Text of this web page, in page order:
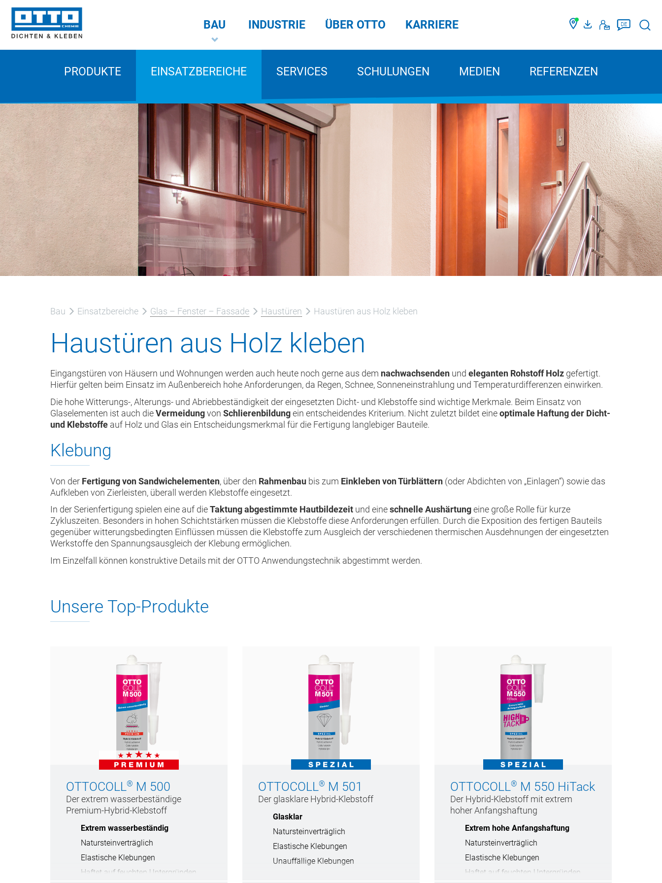
DE
BAU
PRODUKTE EINSATZBEREICHE SERVICES SCHULUNGEN MEDIEN REFERENZEN
INDUSTRIE ÜBER OTTO KARRIERE
Bau Einsatzbereiche Glas – Fenster – Fassade Haustüren Haustüren aus Holz kleben
Haustüren aus Holz kleben
Eingangstüren von Häusern und Wohnungen werden auch heute noch gerne aus dem nachwachsenden und eleganten Rohstoff Holz gefertigt.
Hierfür gelten beim Einsatz im Außenbereich hohe Anforderungen, da Regen, Schnee, Sonneneinstrahlung und Temperaturdifferenzen einwirken.
Die hohe Witterungs-, Alterungs- und Abriebbeständigkeit der eingesetzten Dicht- und Klebstoffe sind wichtige Merkmale. Beim Einsatz von
Glaselementen ist auch dieVermeidungvon Schlierenbildungein entscheidendes Kriterium. Nicht zuletzt bildet eineoptimale Haftung der Dicht-
und Klebstoffe auf Holz und Glas ein Entscheidungsmerkmal für die Fertigung langlebiger Bauteile.
Klebung
Von der Fertigung von Sandwichelementen, über den Rahmenbau bis zum Einkleben von Türblättern (oder Abdichten von „Einlagen“) sowie das
Aufkleben von Zierleisten, überall werden Klebstoffe eingesetzt.
In der Serienfertigung spielen eine auf dieTaktung abgestimmte Hautbildezeit und eineschnelle Aushärtungeine große Rolle für kurze
Zykluszeiten. Besonders in hohen Schichtstärken müssen die Klebstoffe diese Anforderungen erfüllen. Durch die Exposition des fertigen Bauteils
gegenüber witterungsbedingten Einflüssen müssen die Klebstoffe zum Ausgleich der verschiedenen thermischen Ausdehnungen der eingesetzten
Werkstoffe den Spannungsausgleich der Klebung ermöglichen.
Im Einzelfall können konstruktive Details mit der OTTO Anwendungstechnik abgestimmt werden.
Unsere Top-Produkte
OTTOCOLL® M 500
Der extrem wasserbeständige
Premium-Hybrid-Klebstoff
Extrem wasserbeständig
Natursteinverträglich
Elastische Klebungen
Haftet auf feuchten Untergründen
OTTOCOLL® M 501
Der glasklare Hybrid-Klebstoff
Glasklar
Natursteinverträglich
Elastische Klebungen
Unauffällige Klebungen
OTTOCOLL® M 550 HiTack
Der Hybrid-Klebstoff mit extrem
hoher Anfangshaftung
Extrem hohe Anfangshaftung
Natursteinverträglich
Elastische Klebungen
Haftet auf feuchten Untergründen